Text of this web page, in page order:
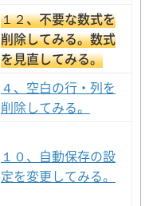
１２、不要な数式を
削除してみる。数式
を見直してみる。
４、空白の行・列を
削除してみる。
１０、自動保存の設
定を変更してみる。